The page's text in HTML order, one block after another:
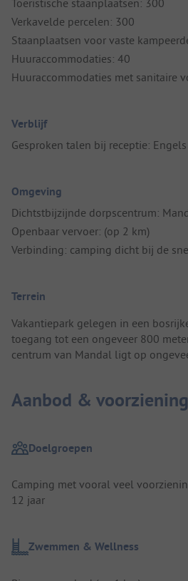
Verkavelde percelen: 300
Staanplaatsen voor vaste
Huuraccommodaties: 40
Huuraccommodaties met sanitaire
Verblijf
Gesproken talen bij receptie: Engels
Omgeving
Dichtstbijzijnde dorpscentrum:
Openbaar vervoer: (op 2 km)
Verbinding: camping dicht bij de
Terrein
Vakantiepark gelegen in een
toegang tot een ongeveer 800
centrum van Mandal ligt op
Aanbod &
Doelgroepen
Camping met vooral veel
12 jaar
Zwemmen & Wellness